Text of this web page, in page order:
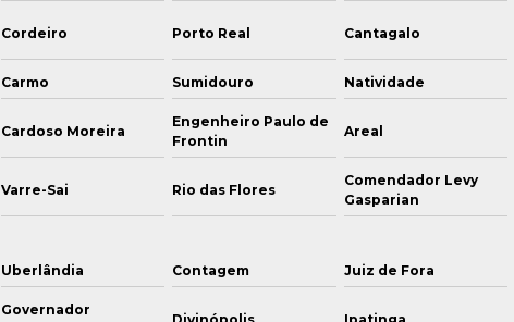
Cordeiro Porto Real Cantagalo
Carmo Sumidouro Natividade
Cardoso Moreira
Engenheiro Paulo de
Frontin
Areal
Varre-Sai Rio das Flores
Comendador Levy
Gasparian
Uberlândia Contagem Juiz de Fora
Governador